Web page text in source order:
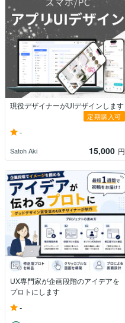
現役デザイナーがUIデザインします
定期購入可
-
Satoh Aki 15,000 円
UX専門家が企画段階のアイデアを
プロトにします
-